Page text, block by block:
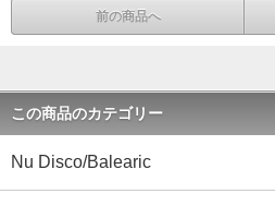
前の商品へ
この商品のカテゴリー
Nu Disco/Balearic